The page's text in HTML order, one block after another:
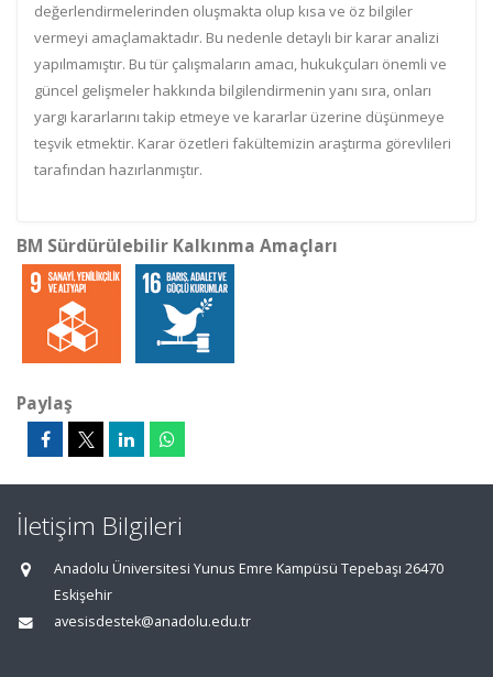
değerlendirmelerinden oluşmakta olup kısa ve öz bilgiler
vermeyi amaçlamaktadır. Bu nedenle detaylı bir karar analizi
yapılmamıştır. Bu tür çalışmaların amacı, hukukçuları önemli ve
güncel gelişmeler hakkında bilgilendirmenin yanı sıra, onları
yargı kararlarını takip etmeye ve kararlar üzerine düşünmeye
teşvik etmektir. Karar özetleri fakültemizin araştırma görevlileri
tarafından hazırlanmıştır.
BM Sürdürülebilir Kalkınma Amaçları
Paylaş
İletişim Bilgileri
Anadolu Üniversitesi Yunus Emre Kampüsü Tepebaşı 26470
Eskişehir
avesisdestek@anadolu.edu.tr